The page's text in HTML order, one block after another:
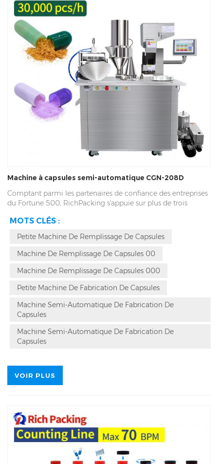
Machine à capsules semi-automatique CGN-208D
Comptant parmi les partenaires de confiance des entreprises
du Fortune 500, RichPacking s'appuie sur plus de trois
supérieure pour distribuer sa remplisseuse de gélules 208D
dans plus de 80 pays et territoires à travers le monde.
Reconnu comme un fabricant leader en Chine, RichPacking
se concentre sur la fourniture d'équipements de fabrication
pour son service après-vente de premier ordre.
MOTS CLÉS :
Petite Machine De Remplissage De Capsules
Machine De Remplissage De Capsules 00
Machine De Remplissage De Capsules 000
Petite Machine De Fabrication De Capsules
Machine Semi-Automatique De Fabrication De
Capsules
Machine Semi-Automatique De Fabrication De
Capsules
VOIR PLUS